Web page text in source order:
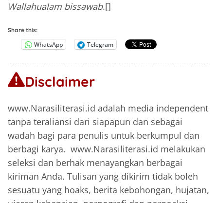
Wallahualam bissawab.[]
Share this:
WhatsApp Telegram
Disclaimer
www.Narasiliterasi.id adalah media independent
tanpa teraliansi dari siapapun dan sebagai
wadah bagi para penulis untuk berkumpul dan
berbagi karya. www.Narasiliterasi.id melakukan
seleksi dan berhak menayangkan berbagai
kiriman Anda. Tulisan yang dikirim tidak boleh
sesuatu yang hoaks, berita kebohongan, hujatan,